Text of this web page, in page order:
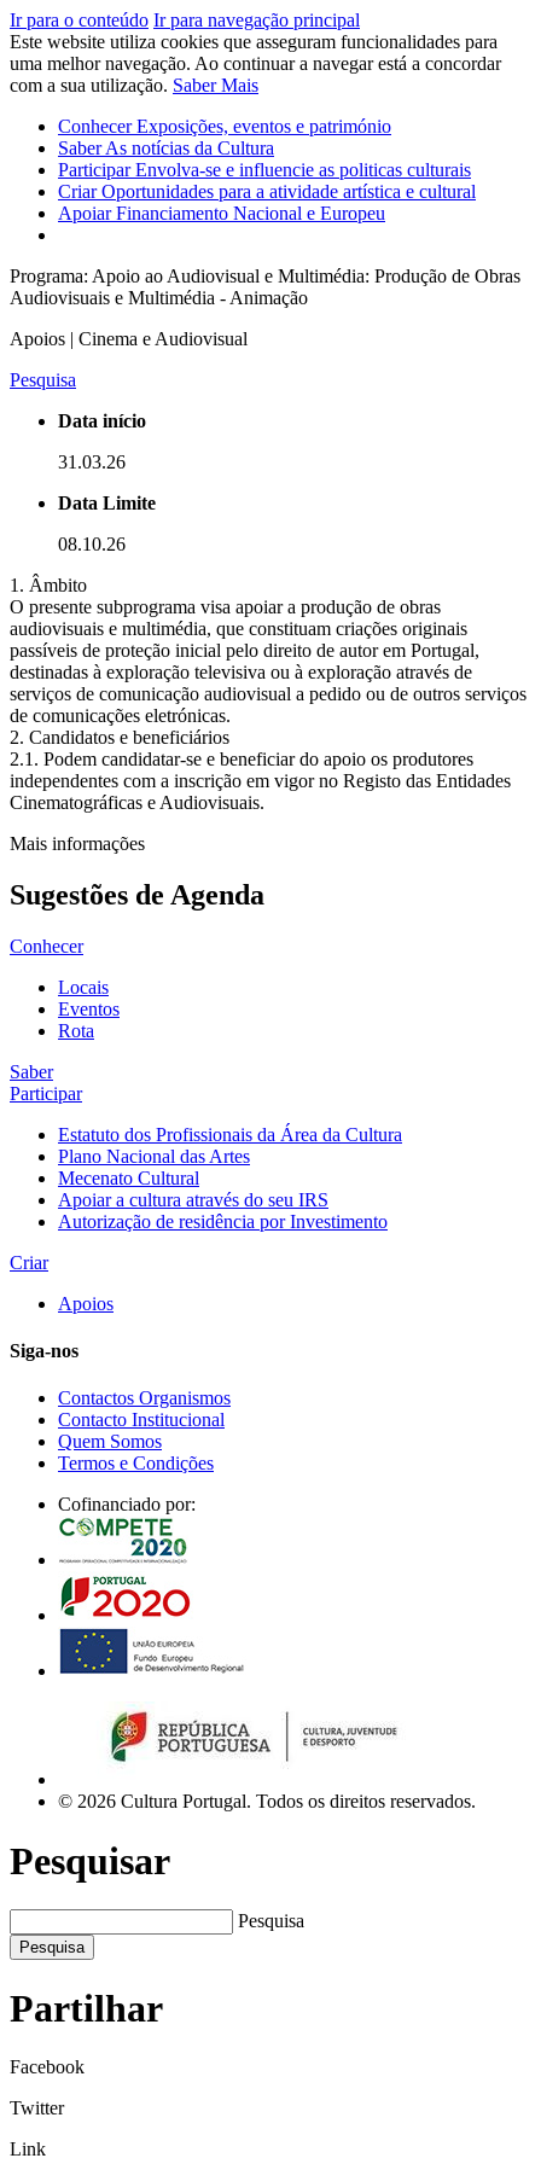
Ir para o conteúdo Ir para navegação principal
Este website utiliza cookies que asseguram funcionalidades para
uma melhor navegação. Ao continuar a navegar está a concordar
com a sua utilização. Saber Mais
ConhecerExposições, eventos e património
SaberAs notícias da Cultura
ParticiparEnvolva-se e influencie as politicas culturais
CriarOportunidades para a atividade artística e cultural
ApoiarFinanciamento Nacional e Europeu
Programa: Apoio ao Audiovisual e Multimédia: Produção de Obras
Audiovisuais e Multimédia - Animação
Apoios | Cinema e Audiovisual
Pesquisa
Data início
31.03.26
Data Limite
08.10.26
1. Âmbito
O presente subprograma visa apoiar a produção de obras
audiovisuais e multimédia, que constituam criações originais
passíveis de proteção inicial pelo direito de autor em Portugal,
destinadas à exploração televisiva ou à exploração através de
serviços de comunicação audiovisual a pedido ou de outros serviços
de comunicações eletrónicas.
2. Candidatos e beneficiários
2.1. Podem candidatar-se e beneficiar do apoio os produtores
independentes com a inscrição em vigor no Registo das Entidades
Cinematográficas e Audiovisuais.
Mais informações
Sugestões de Agenda
Conhecer
Locais
Eventos
Rota
Saber
Participar
Estatuto dos Profissionais da Área da Cultura
Plano Nacional das Artes
Mecenato Cultural
Apoiar a cultura através do seu IRS
Autorização de residência por Investimento
Criar
Apoios
Siga-nos
Contactos Organismos
Contacto Institucional
Quem Somos
Termos e Condições
Cofinanciado por:
© 2026 Cultura Portugal. Todos os direitos reservados.
Pesquisar
Pesquisa
Pesquisa
Partilhar
Facebook
Twitter
Link